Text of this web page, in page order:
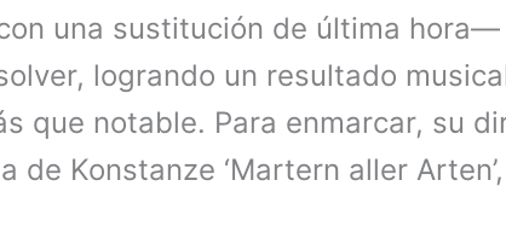
una sustitución de última
logrando un resultado
que notable. Para enmarcar, su
de Konstanze ‘Martern aller